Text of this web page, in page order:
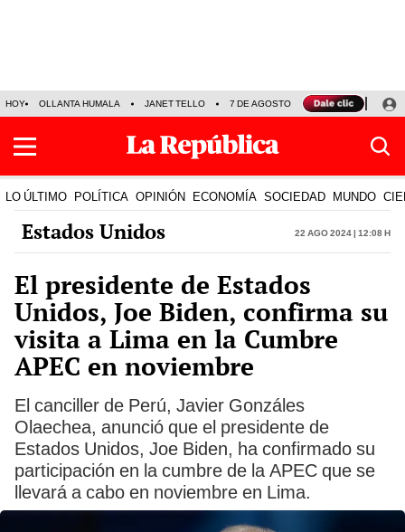
HOY OLLANTA HUMALA JANET TELLO 7 DE AGOSTO TINKA RESULTADOS
LO ÚLTIMO POLÍTICA OPINIÓN ECONOMÍA SOCIEDAD MUNDO
Estados Unidos 22 Ago 2024 | 12:08 h
El presidente de Estados
Unidos, Joe Biden, confirma su
visita a Lima en la Cumbre
APEC en noviembre
El canciller de Perú, Javier Gonzáles
Olaechea, anunció que el presidente de
Estados Unidos, Joe Biden, ha confirmado su
participación en la cumbre de la APEC que se
llevará a cabo en noviembre en Lima.